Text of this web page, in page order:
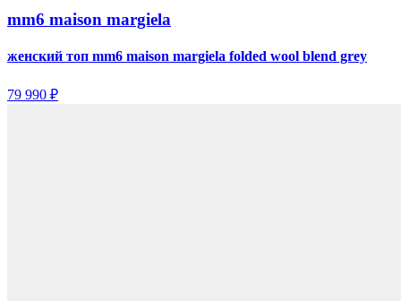
mm6 maison margiela
женский топ mm6 maison margiela folded wool blend grey
79 990 ₽